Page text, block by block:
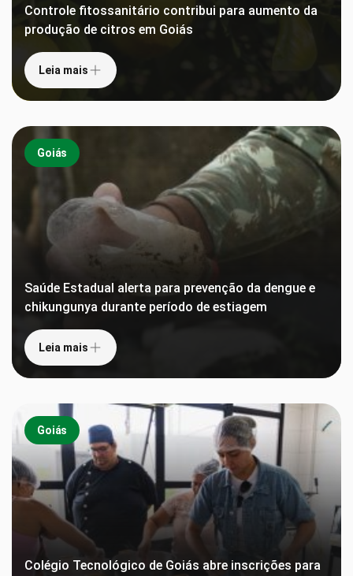
Controle fitossanitário contribui para aumento da
produção de citros em Goiás
Leia mais
Goiás
Saúde Estadual alerta para prevenção da dengue e
chikungunya durante período de estiagem
Leia mais
Goiás
Colégio Tecnológico de Goiás abre inscrições para